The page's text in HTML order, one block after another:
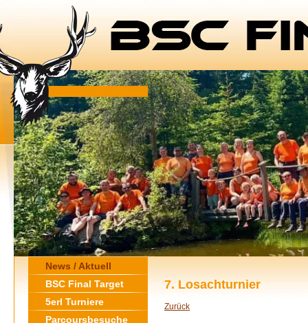
News / Aktuell
BSC Final Target
5erl Turniere
Parcoursbesuche
7. Losachturnier
Zurück